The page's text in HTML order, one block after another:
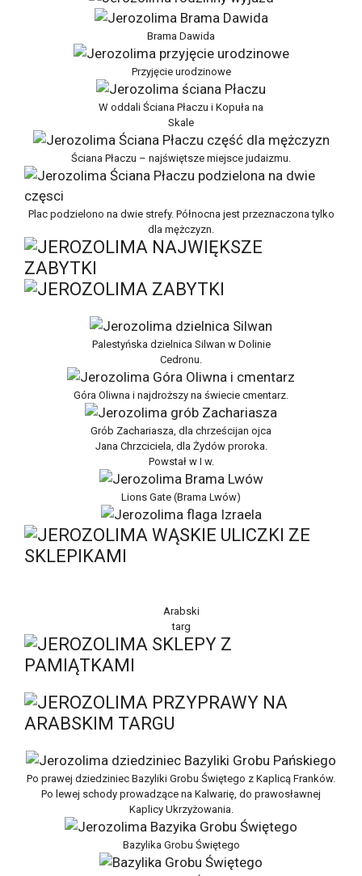
Brama Dawida
Przyjęcie urodzinowe
W oddali Ściana Płaczu i Kopuła na
Skale
Ściana Płaczu – najświętsze miejsce judaizmu.
Plac podzielono na dwie strefy. Północna jest przeznaczona tylko
dla mężczyzn.
Palestyńska dzielnica Silwan w Dolinie
Cedronu.
Góra Oliwna i najdroższy na świecie cmentarz.
Grób Zachariasza, dla chrześcijan ojca
Jana Chrzciciela, dla Żydów proroka.
Powstał w I w.
Lions Gate (Brama Lwów)
Arabski
targ
Po prawej dziedziniec Bazyliki Grobu Świętego z Kaplicą Franków.
Po lewej schody prowadzące na Kalwarię, do prawosławnej
Kaplicy Ukrzyżowania.
Bazylika Grobu Świętego